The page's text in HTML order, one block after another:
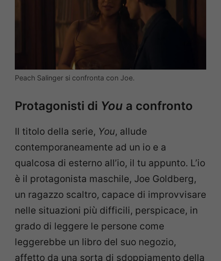
Peach Salinger si confronta con Joe.
Protagonisti di You a confronto
Il titolo della serie, You, allude
contemporaneamente ad un io e a
qualcosa di esterno all’io, il tu appunto. L’io
è il protagonista maschile, Joe Goldberg,
un ragazzo scaltro, capace di improvvisare
nelle situazioni più difficili, perspicace, in
grado di leggere le persone come
leggerebbe un libro del suo negozio,
affetto da una sorta di sdoppiamento della